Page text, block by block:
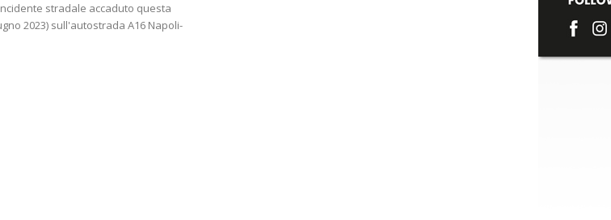
stradale accaduto questa
2023) sull'autostrada A16 Napoli-